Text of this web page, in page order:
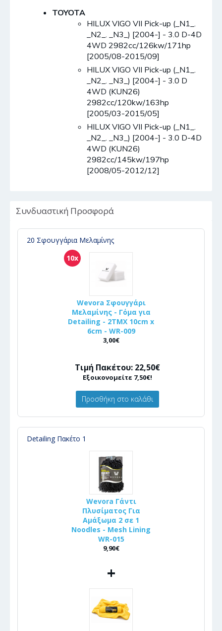
TOYOTA
HILUX VIGO VII Pick-up (_N1_.
_N2_. _N3_) [2004-] - 3.0 D-4D
4WD 2982cc/126kw/171hp
[2005/08-2015/09]
HILUX VIGO VII Pick-up (_N1_.
_N2_. _N3_) [2004-] - 3.0 D
4WD (KUN26)
2982cc/120kw/163hp
[2005/03-2015/05]
HILUX VIGO VII Pick-up (_N1_.
_N2_. _N3_) [2004-] - 3.0 D-4D
4WD (KUN26)
2982cc/145kw/197hp
[2008/05-2012/12]
Συνδυαστική Προσφορά
20 Σφουγγάρια Μελαμίνης
10x
Wevora Σφουγγάρι
Μελαμίνης - Γόμα για
Detailing - 2ΤΜΧ 10cm x
6cm - WR-009
3,00€
Τιμή Πακέτου: 22,50€
Εξοικονομείτε 7,50€!
Προσθήκη στο καλάθι
Detailing Πακέτο 1
Wevora Γάντι
Πλυσίματος Για
Αμάξωμα 2 σε 1
Noodles - Mesh Lining
WR-015
9,90€
+